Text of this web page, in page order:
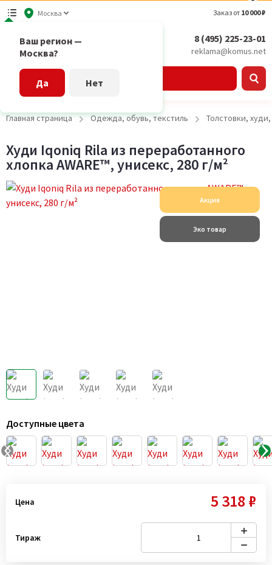
Москва
Ваш регион —
Москва?
Да Нет
Заказ от 10 000 ₽
8 (495) 225-23-01
reklama@komus.net
Главная страница Одежда, обувь, текстиль Толстовки,
Худи Iqoniq Rila из переработанного
хлопка AWARE™, унисекс, 280 г/м²
Акция
Эко товар
Доступные цвета
Цена 5 318 ₽
Тираж